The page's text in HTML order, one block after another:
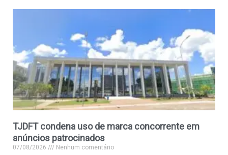
TJDFT condena uso de marca concorrente em
anúncios patrocinados
07/08/2026 Nenhum comentário